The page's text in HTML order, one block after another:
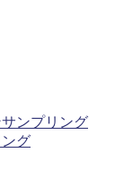
ンプリング
グ